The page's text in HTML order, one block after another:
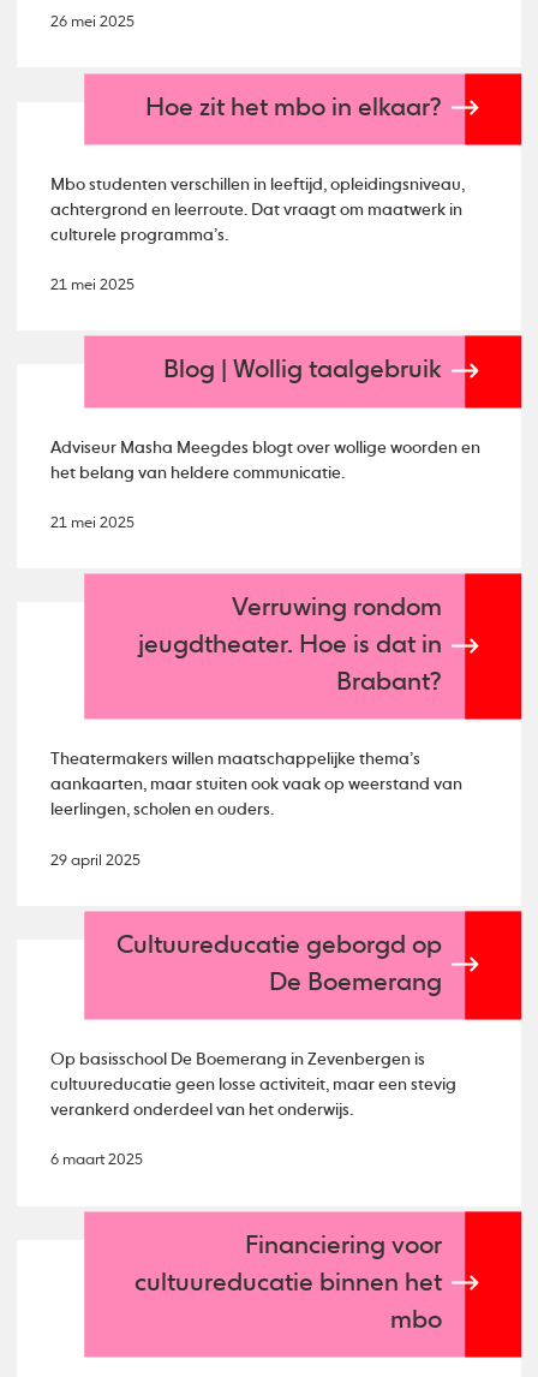
26 mei 2025
Hoe zit het mbo in elkaar?
Mbo studenten verschillen in leeftijd, opleidingsniveau,
achtergrond en leerroute. Dat vraagt om maatwerk in
culturele programma’s.
21 mei 2025
Blog | Wollig taalgebruik
Adviseur Masha Meegdes blogt over wollige woorden en
het belang van heldere communicatie.
21 mei 2025
Verruwing rondom
jeugdtheater. Hoe is dat in
Brabant?
Theatermakers willen maatschappelijke thema’s
aankaarten, maar stuiten ook vaak op weerstand van
leerlingen, scholen en ouders.
29 april 2025
Cultuureducatie geborgd op
De Boemerang
Op basisschool De Boemerang in Zevenbergen is
cultuureducatie geen losse activiteit, maar een stevig
verankerd onderdeel van het onderwijs.
6 maart 2025
Financiering voor
cultuureducatie binnen het
mbo